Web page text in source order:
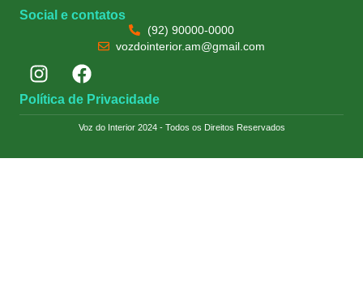
Social e contatos
(92) 90000-0000
vozdointerior.am@gmail.com
Política de Privacidade
Voz do Interior 2024 - Todos os Direitos Reservados